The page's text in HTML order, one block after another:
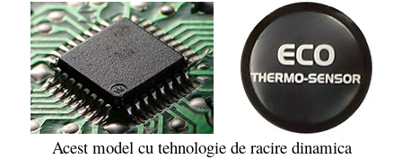
Acest model cu tehnologie de racire dinamica